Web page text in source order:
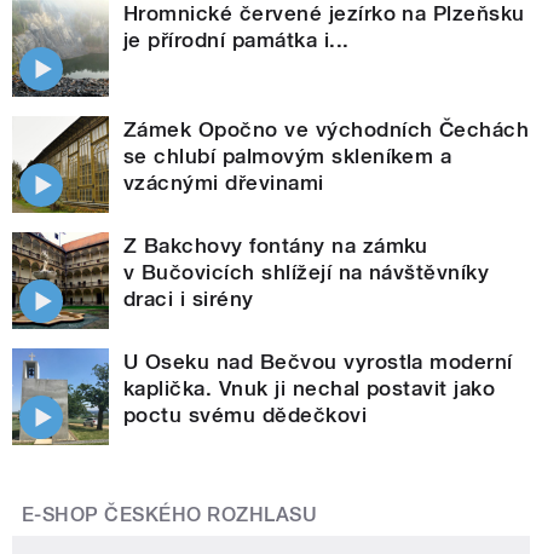
Hromnické červené jezírko na Plzeňsku
je přírodní památka i...
Zámek Opočno ve východních Čechách
se chlubí palmovým skleníkem a
vzácnými dřevinami
Z Bakchovy fontány na zámku
v Bučovicích shlížejí na návštěvníky
draci i sirény
U Oseku nad Bečvou vyrostla moderní
kaplička. Vnuk ji nechal postavit jako
poctu svému dědečkovi
E-SHOP ČESKÉHO ROZHLASU